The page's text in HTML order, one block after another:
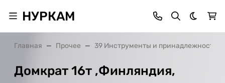
НУРКАМ Темная
Главная Прочее 39 Инструменты и принадлежности
Домкрат 16т ,Финляндия,